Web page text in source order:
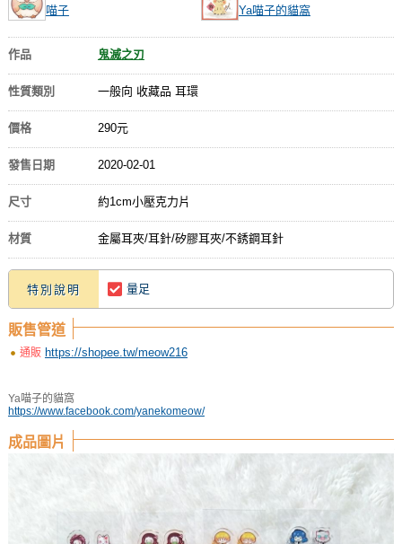
喵子 Ya喵子的貓窩
作品 鬼滅之刃
性質類別 一般向 收藏品 耳環
價格 290元
發售日期 2020-02-01
尺寸 約1cm小壓克力片
材質 金屬耳夾/耳針/矽膠耳夾/不銹鋼耳針
特別說明 量足
販售管道
通販 https://shopee.tw/meow216
Ya喵子的貓窩
https://www.facebook.com/yanekomeow/
成品圖片